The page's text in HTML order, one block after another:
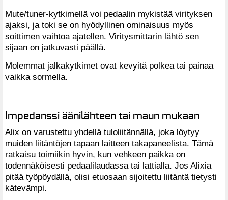
Mute/tuner-kytkimellä voi pedaalin mykistää virityksen
ajaksi, ja toki se on hyödyllinen ominaisuus myös
soittimen vaihtoa ajatellen. Viritysmittarin lähtö sen
sijaan on jatkuvasti päällä.
Molemmat jalkakytkimet ovat kevyitä polkea tai painaa
vaikka sormella.
Impedanssi äänilähteen tai maun mukaan
Alix on varustettu yhdellä tuloliitännällä, joka löytyy
muiden liitäntöjen tapaan laitteen takapaneelista. Tämä
ratkaisu toimiikin hyvin, kun vehkeen paikka on
todennäköisesti pedaalilaudassa tai lattialla. Jos Alixia
pitää työpöydällä, olisi etuosaan sijoitettu liitäntä tietysti
kätevämpi.